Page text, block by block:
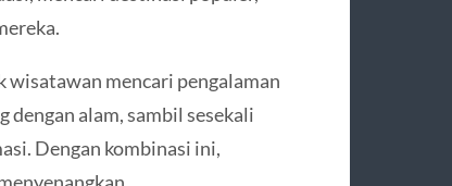
wisatawan mencari pengalaman
alam, sambil sesekali
Dengan kombinasi ini,